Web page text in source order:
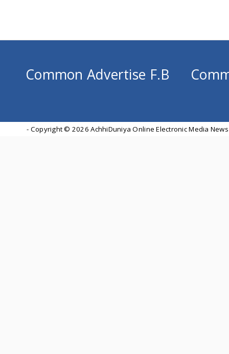
Common Advertise F.B
- Copyright © 2026 AchhiDuniya Online Electronic Media